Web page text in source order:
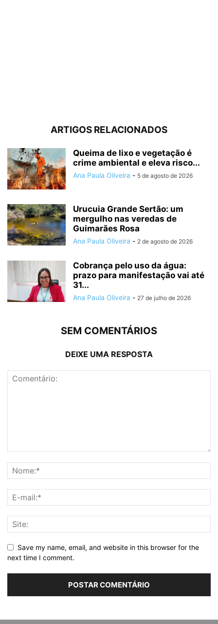
ARTIGOS RELACIONADOS
Queima de lixo e vegetação é
crime ambiental e eleva risco...
Ana Paula Oliveira - 5 de agosto de 2026
Urucuia Grande Sertão: um
mergulho nas veredas de
Guimarães Rosa
Ana Paula Oliveira - 2 de agosto de 2026
Cobrança pelo uso da água:
prazo para manifestação vai até
31...
Ana Paula Oliveira - 27 de julho de 2026
SEM COMENTÁRIOS
DEIXE UMA RESPOSTA
Save my name, email, and website in this browser for the
next time I comment.